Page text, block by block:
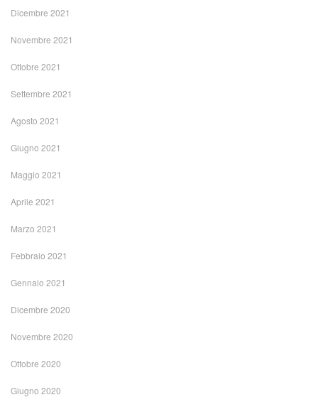
Dicembre 2021
Novembre 2021
Ottobre 2021
Settembre 2021
Agosto 2021
Giugno 2021
Maggio 2021
Aprile 2021
Marzo 2021
Febbraio 2021
Gennaio 2021
Dicembre 2020
Novembre 2020
Ottobre 2020
Giugno 2020